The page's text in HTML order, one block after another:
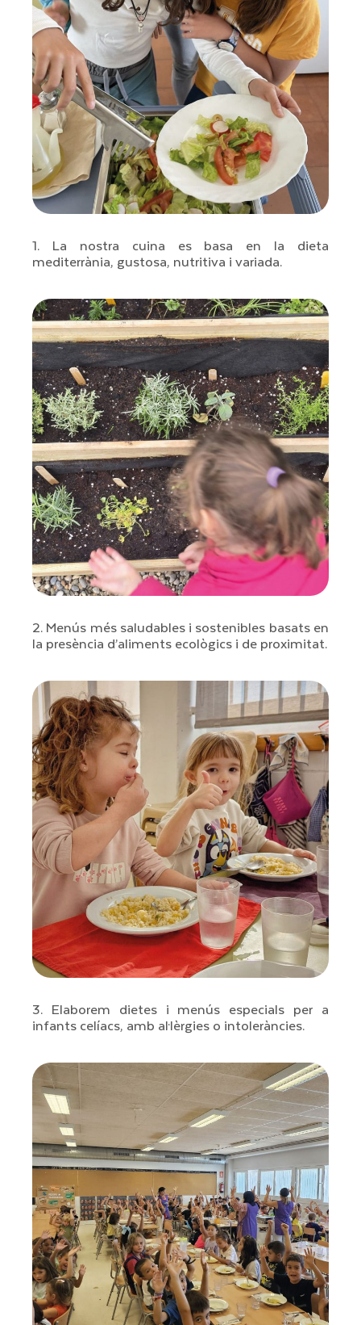
1. La nostra cuina es basa en la dieta
mediterrània, gustosa, nutritiva i variada.
2. Menús més saludables i sostenibles basats en
la presència d’aliments ecològics i de proximitat.
3. Elaborem dietes i menús especials per a
infants celíacs, amb al·lèrgies o intoleràncies.